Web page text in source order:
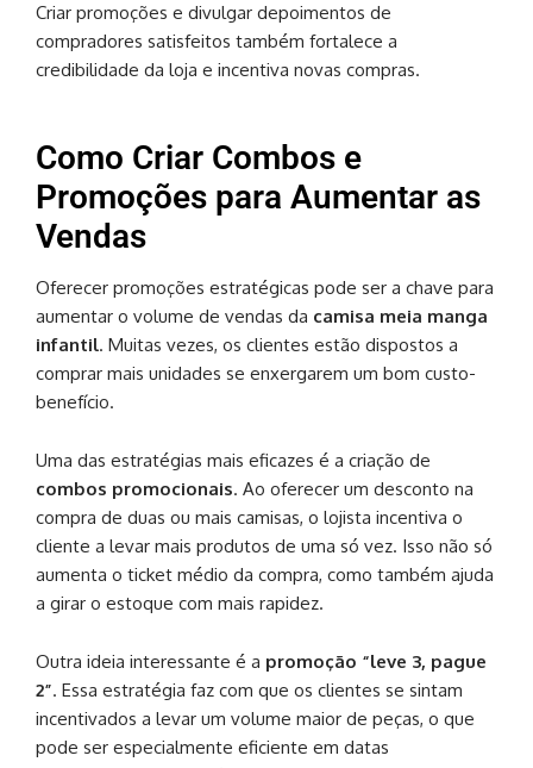
Criar promoções e divulgar depoimentos de
compradores satisfeitos também fortalece a
credibilidade da loja e incentiva novas compras.
Como Criar Combos e
Promoções para Aumentar as
Vendas
Oferecer promoções estratégicas pode ser a chave para
aumentar o volume de vendas da camisa meia manga
infantil. Muitas vezes, os clientes estão dispostos a
comprar mais unidades se enxergarem um bom custo-
benefício.
Uma das estratégias mais eficazes é a criação de
combos promocionais. Ao oferecer um desconto na
compra de duas ou mais camisas, o lojista incentiva o
cliente a levar mais produtos de uma só vez. Isso não só
aumenta o ticket médio da compra, como também ajuda
a girar o estoque com mais rapidez.
Outra ideia interessante é a promoção “leve 3, pague
2”. Essa estratégia faz com que os clientes se sintam
incentivados a levar um volume maior de peças, o que
pode ser especialmente eficiente em datas